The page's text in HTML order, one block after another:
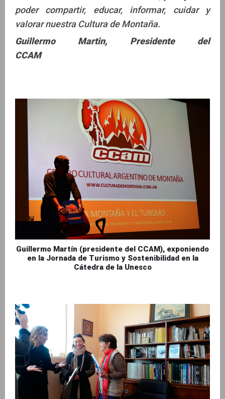
poder
compartir, educar, informar, cuidar y
valorar nuestra Cultura de Montaña.
Guillermo Martin, Presidente del
CCAM
Guillermo Martín (presidente del CCAM), exponiendo
en la Jornada de Turismo y Sostenibilidad en la
Cátedra de la Unesco